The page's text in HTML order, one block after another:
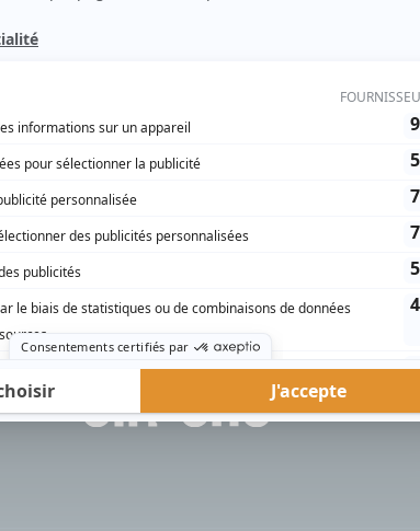
petit écran. Celui qu’on surnomme parfois «l’encyclopédie de
la télé québécoise. On peut l’entendre régulièrement